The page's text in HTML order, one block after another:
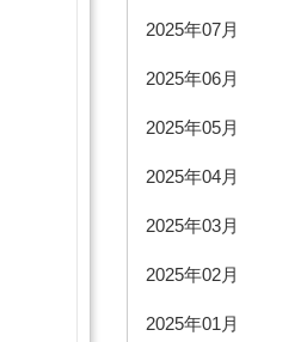
2025年07月
2025年06月
2025年05月
2025年04月
2025年03月
2025年02月
2025年01月